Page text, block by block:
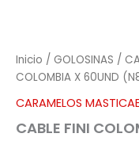
Inicio / GOLOSINAS /
COLOMBIA X 60UND
CARAMELOS
CABLE FINI